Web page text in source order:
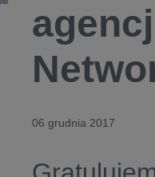
06 grudnia 2017